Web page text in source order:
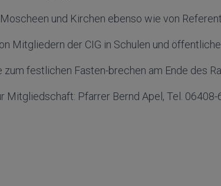
und Kirchen ebenso wie von
Mitgliedern der CIG in Schulen und
festlichen Fasten-brechen am Ende des
Mitgliedschaft: Pfarrer Bernd Apel, Tel.